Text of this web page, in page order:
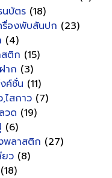
นบัตร (18)
รื่องพับสันปก (23)
(4)
ติก (15)
าก (3)
ค์ชั่น (11)
,ไสกาว (7)
วด (19)
(6)
พลาสติก (27)
ยว (8)
(18)